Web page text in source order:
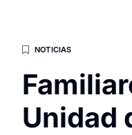
NOTICIAS
Unidad